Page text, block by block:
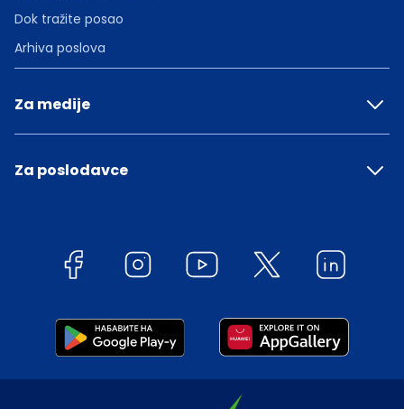
Dok tražite posao
Arhiva poslova
Za medije
Za poslodavce